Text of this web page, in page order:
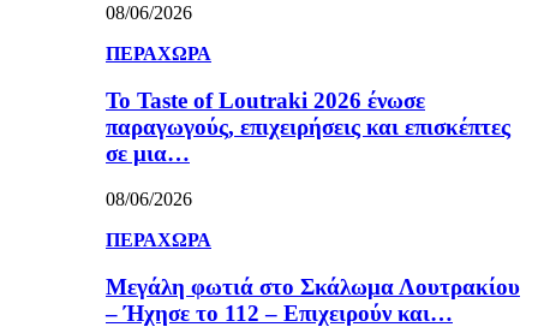
08/06/2026
ΠΕΡΑΧΩΡΑ
Το Taste of Loutraki 2026 ένωσε
παραγωγούς, επιχειρήσεις και επισκέπτες
σε μια…
08/06/2026
ΠΕΡΑΧΩΡΑ
Μεγάλη φωτιά στο Σκάλωμα Λουτρακίου
– Ήχησε το 112 – Επιχειρούν και…